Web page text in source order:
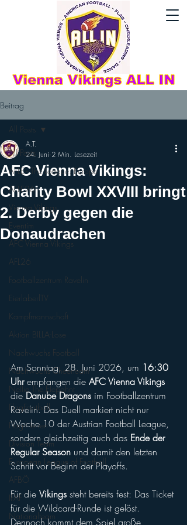
Beitrag
All Posts
AFLE - The League: Europe
AFLE26
Vienna Vikings
Eventim
AFC Vienna Vikings
AFL26
Footballzentrum Ravelin
EierlaberlTV
Kampfmannschaft
Aktion BILLA-Lose
Nachwuchs Football
Nachwuchs Cheerteam
Nellie The Elepahnt
FlagFootball
Flag-Herren
Division Team
European League of Football
AFBÖ
IFAF
Nationalteam
All Posts
AFC Vienna Vikings:
Charity Bowl XXVIII bringt
2. Derby gegen die
Donaudrachen
A.T.
24. Juni 2 Min. Lesezeit
Am Sonntag, 28. Juni 2026, um 16:30
Uhr empfangen die AFC Vienna Vikings
die Danube Dragons im Footballzentrum
Ravelin. Das Duell markiert nicht nur
Woche 10 der Austrian Football League,
sondern gleichzeitig auch das Ende der
Regular Season und damit den letzten
Schritt vor Beginn der Playoffs.
Für die Vikings steht bereits fest: Das Ticket
für die Wildcard-Runde ist gelöst.
Dennoch kommt dem Spiel große